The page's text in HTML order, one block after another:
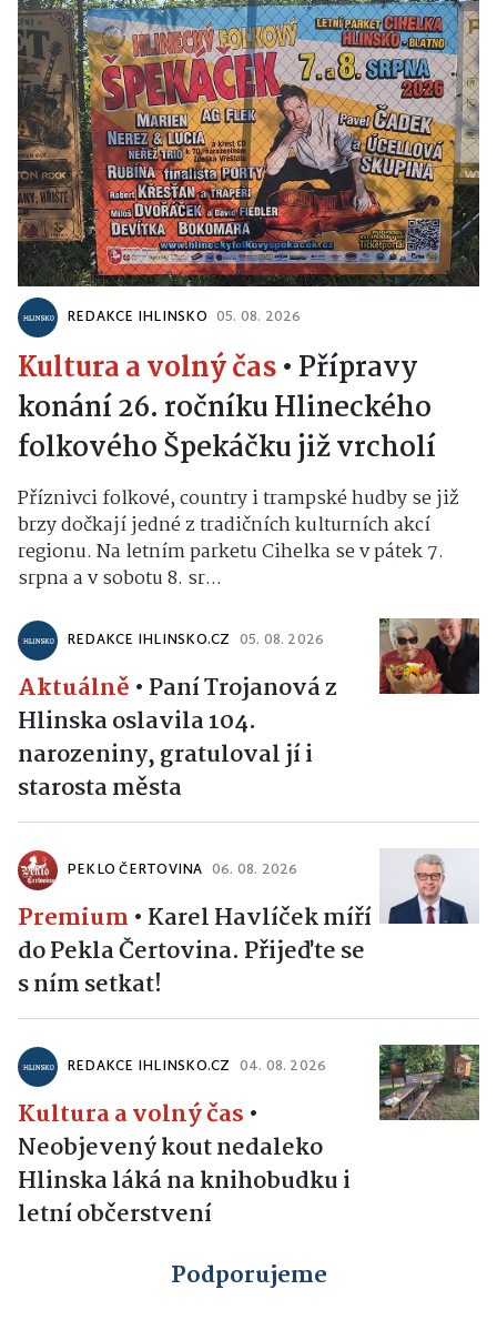
REDAKCE IHLINSKO 05. 08. 2026
Kultura a volný čas• Přípravy
konání 26. ročníku Hlineckého
folkového Špekáčku již vrcholí
Příznivci folkové, country i trampské hudby se již
brzy dočkají jedné z tradičních kulturních akcí
regionu. Na letním parketu Cihelka se v pátek 7.
srpna a v sobotu 8. sr...
REDAKCE IHLINSKO.CZ 05. 08. 2026
Aktuálně • Paní Trojanová z
Hlinska oslavila 104.
narozeniny, gratuloval jí i
starosta města
PEKLO ČERTOVINA 06. 08. 2026
Premium • Karel Havlíček míří
do Pekla Čertovina. Přijeďte se
s ním setkat!
REDAKCE IHLINSKO.CZ 04. 08. 2026
Kultura a volný čas •
Neobjevený kout nedaleko
Hlinska láká na knihobudku i
letní občerstvení
Podporujeme